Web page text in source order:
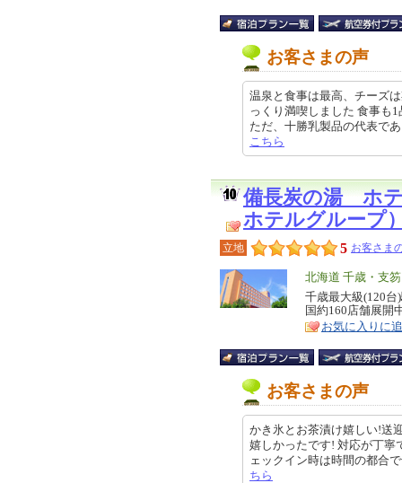
お客さまの声
温泉と食事は最高、チーズ
っくり満喫しました 食事も
ただ、十勝乳製品の代表で
こちら
備長炭の湯 ホ
ホテルグループ
立地 5 お客さま
エ
リ
ア
北海道 千歳・支
特
徴
千歳最大級(120
国約160店舗展開
お気に入りに
お客さまの声
かき氷とお茶漬け嬉しい!送
嬉しかったです! 対応が丁寧
ェックイン時は時間の都合
ちら